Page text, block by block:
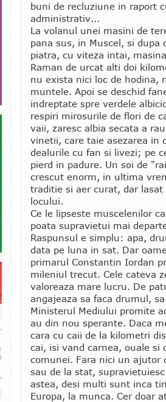
buni de recluziune in raport
administrativ...
La volanul unei masini de
pana sus, in Muscel, si
piatra, cu viteza intai,
Raman de urcat alti doi
nu exista nici loc de hodina,
muntele. Apoi se deschid
indreptate spre verdele
respiri mirosurile de flori de
vaii, zaresc albia secata a
vinetii, care taie asezarea in
dealurile cu fan si livezi; pe
pierd in padure. Un soi de
crescut enorm, in ultima
traditie si aer curat, dar
locului.
Ce le lipseste muscelenilor
poata supravietui mai
Raspunsul e simplu: apa,
data pe luna in sat. Dar
primarul Constantin Iordan
mileniul trecut. Cele cateva
valoreaza mare lucru. De
angajeaza sa faca drumul,
Ministerul Mediului promite
au din nou sperante. Daca
cara cu caii de la kilometri
cai, isi vand carnea, ouale si
comunei. Fara nici un ajutor
sau de la stat,
astea, desi multi sunt inca
Europa, la munca. Cer doar